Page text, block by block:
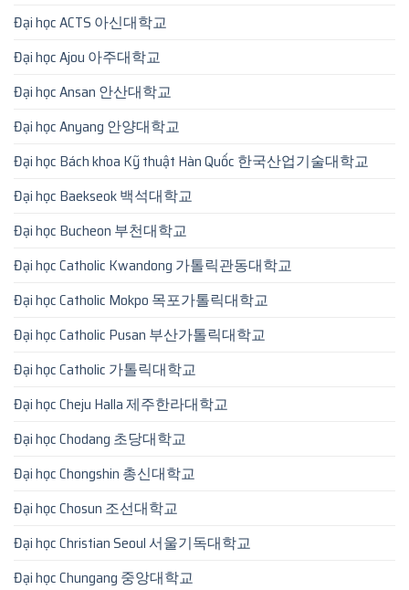
Đại học ACTS 아신대학교
Đại học Ajou 아주대학교
Đại học Ansan 안산대학교
Đại học Anyang 안양대학교
Đại học Bách khoa Kỹ thuật Hàn Quốc 한국산업기술대학교
Đại học Baekseok 백석대학교
Đại học Bucheon 부천대학교
Đại học Catholic Kwandong 가톨릭관동대학교
Đại học Catholic Mokpo 목포가톨릭대학교
Đại học Catholic Pusan 부산가톨릭대학교
Đại học Catholic 가톨릭대학교
Đại học Cheju Halla 제주한라대학교
Đại học Chodang 초당대학교
Đại học Chongshin 총신대학교
Đại học Chosun 조선대학교
Đại học Christian Seoul 서울기독대학교
Đại học Chungang 중앙대학교